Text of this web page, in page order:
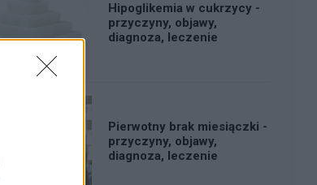
Hipoglikemia w cukrzycy -
przyczyny, objawy,
diagnoza, leczenie
Pierwotny brak miesiączki -
przyczyny, objawy,
diagnoza, leczenie